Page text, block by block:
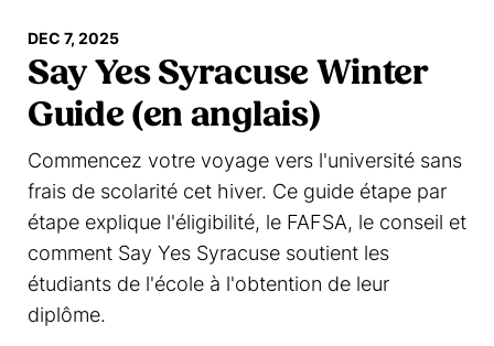
DEC 7, 2025
Say Yes Syracuse Winter
Guide (en anglais)
Commencez votre voyage vers l'université sans
frais de scolarité cet hiver. Ce guide étape par
étape explique l'éligibilité, le FAFSA, le conseil et
comment Say Yes Syracuse soutient les
étudiants de l'école à l'obtention de leur
diplôme.